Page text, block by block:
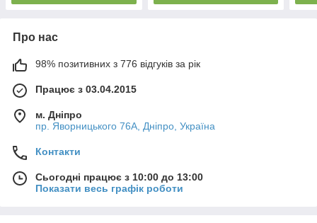
Про нас
98% позитивних з 776 відгуків за рік
Працює з 03.04.2015
м. Дніпро
пр. Яворницького 76А, Дніпро, Україна
Контакти
Сьогодні працює з 10:00 до 13:00
Показати весь графік роботи